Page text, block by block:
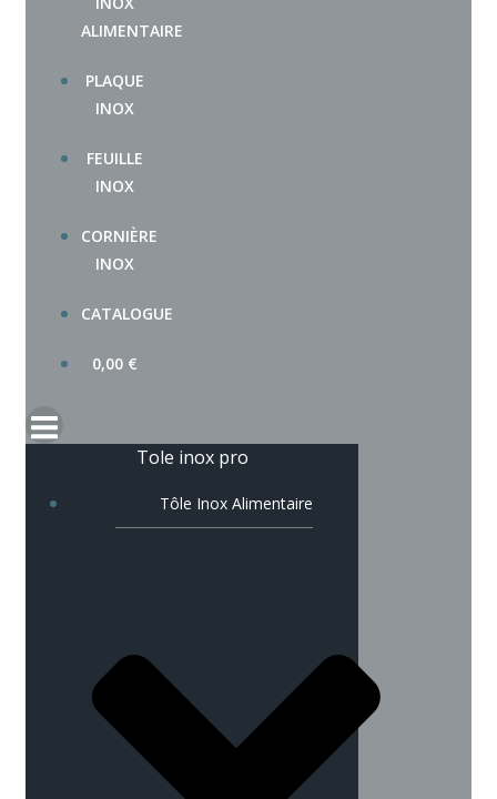
ALIMENTAIRE
PLAQUE
INOX
FEUILLE
INOX
CORNIÈRE
INOX
CATALOGUE
0,00 €
Tole inox pro
Tôle Inox Alimentaire